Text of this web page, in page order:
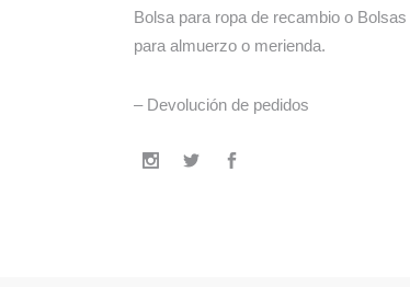
Bolsa para ropa de recambio o Bolsas
para almuerzo o merienda.
– Devolución de pedidos